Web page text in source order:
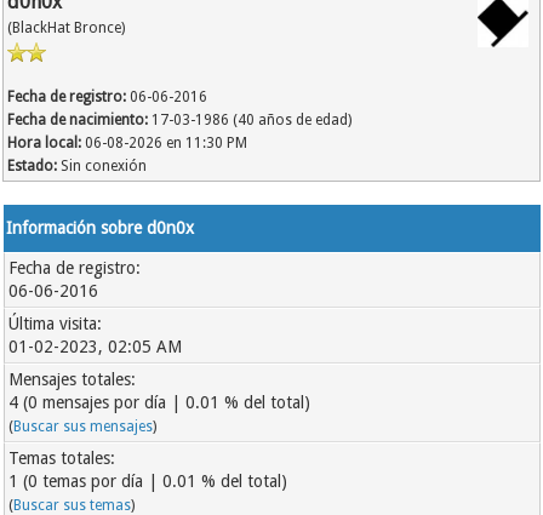
(BlackHat Bronce)
Fecha de registro: 06-06-2016
Fecha de nacimiento: 17-03-1986 (40 años de edad)
Hora local: 06-08-2026 en 11:30 PM
Estado: Sin conexión
Información sobre d0n0x
Fecha de registro:
06-06-2016
Última visita:
01-02-2023, 02:05 AM
Mensajes totales:
4 (0 mensajes por día | 0.01 % del total)
(Buscar sus mensajes)
Temas totales:
1 (0 temas por día | 0.01 % del total)
(Buscar sus temas)